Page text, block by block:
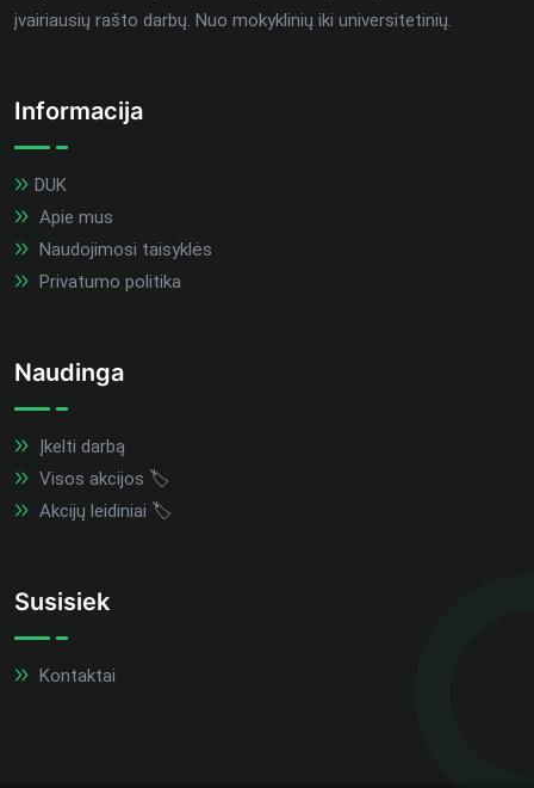
įvairiausių rašto darbų. Nuo mokyklinių iki universitetinių.
Informacija
DUK
Apie mus
Naudojimosi taisyklės
Privatumo politika
Naudinga
Įkelti darbą
Visos akcijos 🏷️
Akcijų leidiniai 🏷️
Susisiek
Kontaktai